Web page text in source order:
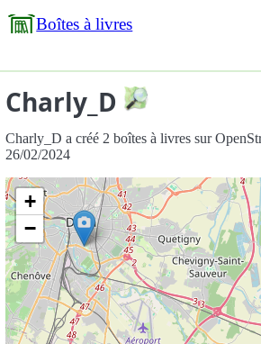
Boîtes à livres
Charly_D
Charly_D a créé 2 boîtes à livres sur
26/02/2024
+
−